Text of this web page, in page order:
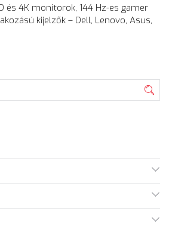
és 4K monitorok, 144 Hz-es gamer
kijelzők – Dell, Lenovo, Asus,